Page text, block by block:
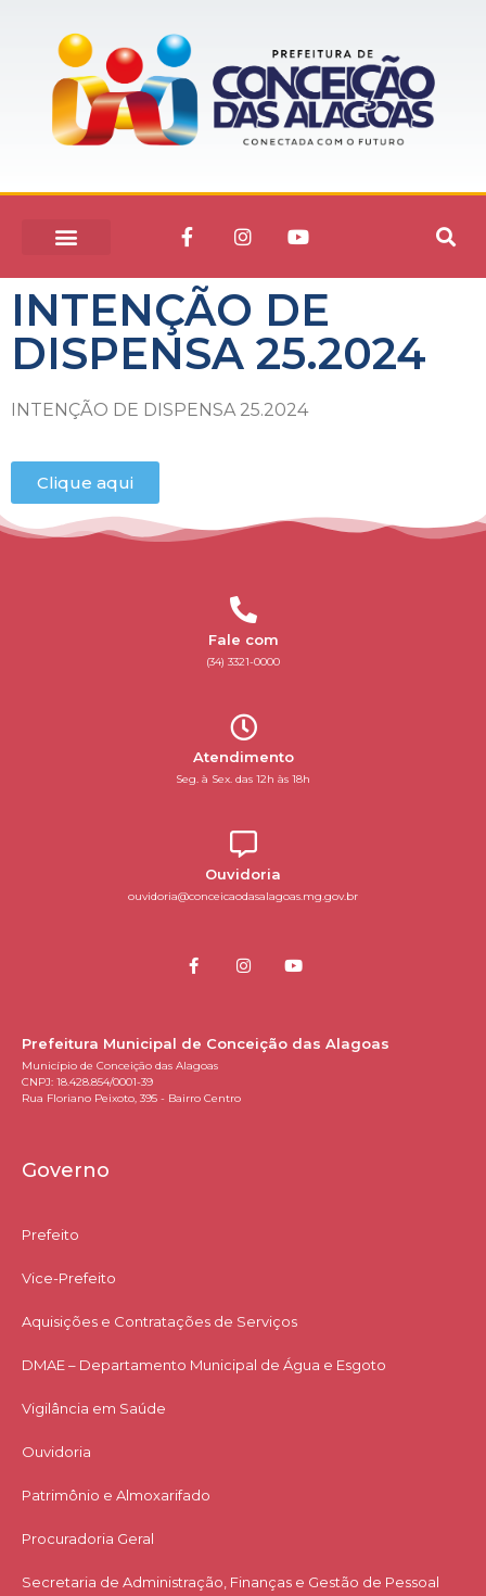
INTENÇÃO DE
DISPENSA 25.2024
INTENÇÃO DE DISPENSA 25.2024
Clique aqui
Fale com
(34) 3321-0000
Atendimento
Seg. à Sex. das 12h às 18h
Ouvidoria
ouvidoria@conceicaodasalagoas.mg.gov.br
Prefeitura Municipal de Conceição das Alagoas
Município de Conceição das Alagoas
CNPJ: 18.428.854/0001-39
Rua Floriano Peixoto, 395 - Bairro Centro
Governo
Prefeito
Vice-Prefeito
Aquisições e Contratações de Serviços​
DMAE – Departamento Municipal de Água e Esgoto
Vigilância em Saúde
Ouvidoria
Patrimônio e Almoxarifado
Procuradoria Geral
Secretaria de Administração, Finanças e Gestão de Pessoal